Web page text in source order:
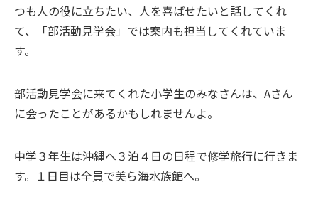
つも人の役に立ちたい、人を喜ばせたいと話してくれ
て、「部活動見学会」では案内も担当してくれていま
す。
部活動見学会に来てくれた小学生のみなさんは、Aさん
に会ったことがあるかもしれませんよ。
中学３年生は沖縄へ３泊４日の日程で修学旅行に行きま
す。１日目は全員で美ら海水族館へ。